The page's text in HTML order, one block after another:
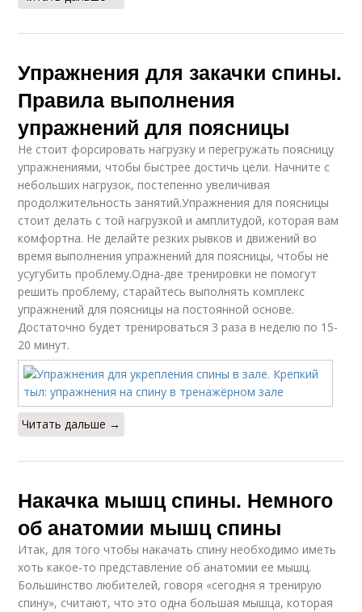
Упражнения для закачки спины.
Правила выполнения
упражнений для поясницы
Не стоит форсировать нагрузку и перегружать поясницу
упражнениями, чтобы быстрее достичь цели. Начните с
небольших нагрузок, постепенно увеличивая
продолжительность занятий.Упражнения для поясницы
стоит делать с той нагрузкой и амплитудой, которая вам
комфортна. Не делайте резких рывков и движений во
время выполнения упражнений для поясницы, чтобы не
усугубить проблему.Одна-две тренировки не помогут
решить проблему, старайтесь выполнять комплекс
упражнений для поясницы на постоянной основе.
Достаточно будет тренироваться 3 раза в неделю по 15-
20 минут.
Читать дальше →
Накачка мышц спины. Немного
об анатомии мышц спины
Итак, для того чтобы накачать спину необходимо иметь
хоть какое-то представление об анатомии ее мышц.
Большинство любителей, говоря «сегодня я тренирую
спину», считают, что это одна большая мышца, которая